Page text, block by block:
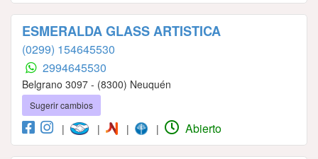
ESMERALDA GLASS ARTISTICA
(0299) 154645530
2994645530
Belgrano 3097 - (8300) Neuquén
Sugerir cambios
| | | | Abierto